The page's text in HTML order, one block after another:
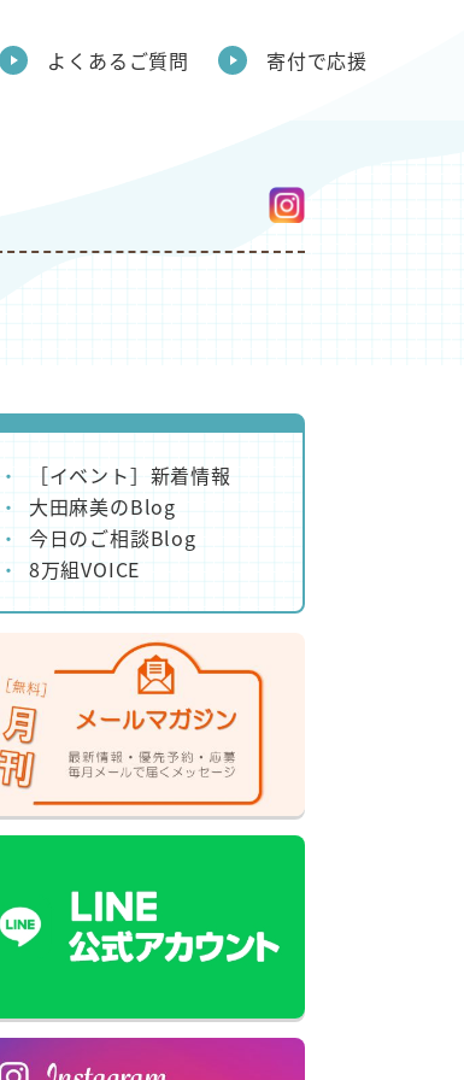
よくあるご質問 寄付で応援
［イベント］新着情報
大田麻美のBlog
今日のご相談Blog
8万組VOICE